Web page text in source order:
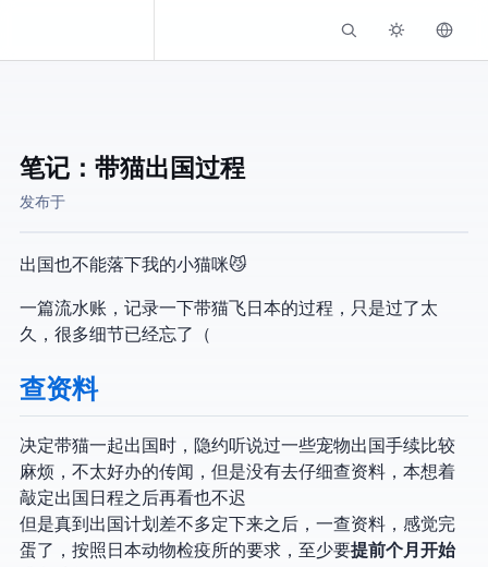
笔记：带猫出国过程
发布于
出国也不能落下我的小猫咪😼
一篇流水账，记录一下带猫飞日本的过程，只是过了太
久，很多细节已经忘了（
查资料
决定带猫一起出国时，隐约听说过一些宠物出国手续比较
麻烦，不太好办的传闻，但是没有去仔细查资料，本想着
敲定出国日程之后再看也不迟
但是真到出国计划差不多定下来之后，一查资料，感觉完
蛋了，按照日本动物检疫所的要求，至少要提前 7 个月开始